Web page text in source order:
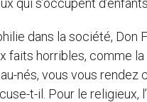
dans la société, Don
faits horribles, comme
nés, vous vous rendez
t-il. Pour le religieux,